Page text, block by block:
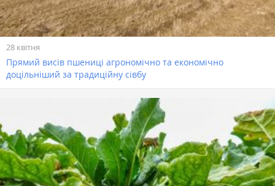
28 квітня
Прямий висів пшениці агрономічно та економічно
доцільніший за традиційну сівбу